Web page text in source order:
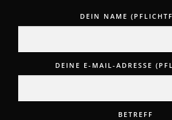
DEIN NAME
DEINE E-MAIL-ADRESSE
BETREFF